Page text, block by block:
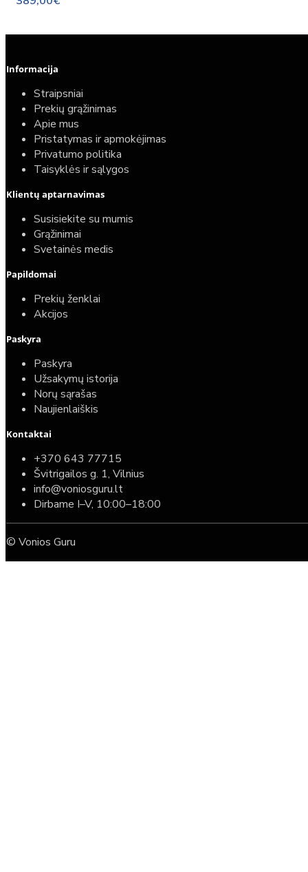
Informacija
Straipsniai
Prekių grąžinimas
Apie mus
Pristatymas ir apmokėjimas
Privatumo politika
Taisyklės ir sąlygos
Klientų aptarnavimas
Susisiekite su mumis
Grąžinimai
Svetainės medis
Papildomai
Prekių ženklai
Akcijos
Paskyra
Paskyra
Užsakymų istorija
Norų sąrašas
Naujienlaiškis
Kontaktai
+370 643 77715
Švitrigailos g. 1, Vilnius
info@voniosguru.lt
Dirbame I–V, 10:00–18:00
© Vonios Guru